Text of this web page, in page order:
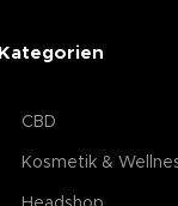
Kategorien
CBD
Kosmetik &